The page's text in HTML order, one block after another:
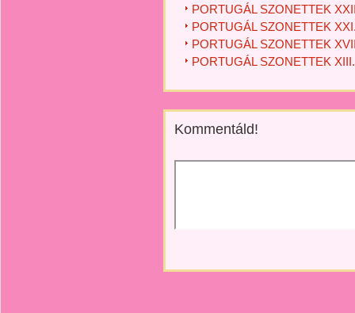
PORTUGÁL SZONETTEK
PORTUGÁL SZONETTEK
PORTUGÁL SZONETTEK
PORTUGÁL SZONETTEK
Kommentáld!